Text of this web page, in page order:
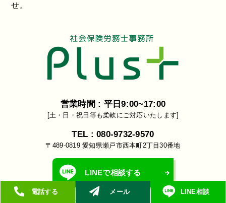
せ。
営業時間 : 平日9:00~17:00
[土・日・祝日等も柔軟にご対応いたします]
TEL : 080-9732-9570
〒489-0819 愛知県瀬戸市西本町2丁目30番地
LINEで相談する
電話する メール LINE相談